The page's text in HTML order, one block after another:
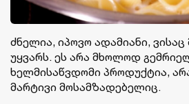
ძნელია, იპოვო ადამიანი, ვისაც
უყვარს. ეს არა მხოლოდ
ხელმისაწვდომი პროდუქტია,
მარტივი მოსამზადებელიც.